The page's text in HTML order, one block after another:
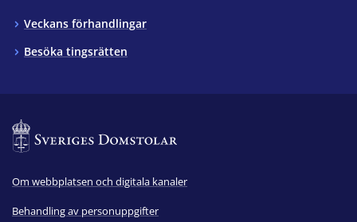
Veckans förhandlingar
Besöka tingsrätten
Om webbplatsen och digitala kanaler
Behandling av personuppgifter